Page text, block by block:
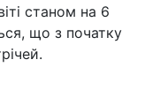
станом на 6
що з початку